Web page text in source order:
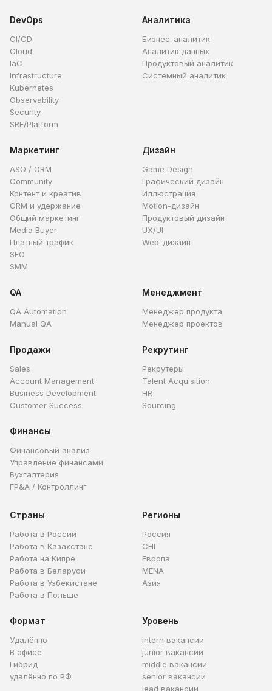
DevOps
CI/CD
Cloud
IaC
Infrastructure
Kubernetes
Observability
Security
SRE/Platform
Аналитика
Бизнес-аналитик
Аналитик данных
Продуктовый аналитик
Системный аналитик
Маркетинг
ASO / ORM
Community
Контент и креатив
CRM и удержание
Общий маркетинг
Media Buyer
Платный трафик
SEO
SMM
Дизайн
Game Design
Графический дизайн
Иллюстрация
Motion-дизайн
Продуктовый дизайн
UX/UI
Web-дизайн
QA
QA Automation
Manual QA
Менеджмент
Менеджер продукта
Менеджер проектов
Продажи
Sales
Account Management
Business Development
Customer Success
Рекрутинг
Рекрутеры
Talent Acquisition
HR
Sourcing
Финансы
Финансовый анализ
Управление финансами
Бухгалтерия
FP&A / Контроллинг
Страны
Работа в России
Работа в Казахстане
Работа на Кипре
Работа в Беларуси
Работа в Узбекистане
Работа в Польше
Регионы
Россия
СНГ
Европа
MENA
Азия
Формат
Удалённо
В офисе
Гибрид
удалённо по РФ
Уровень
intern вакансии
junior вакансии
middle вакансии
senior вакансии
lead вакансии